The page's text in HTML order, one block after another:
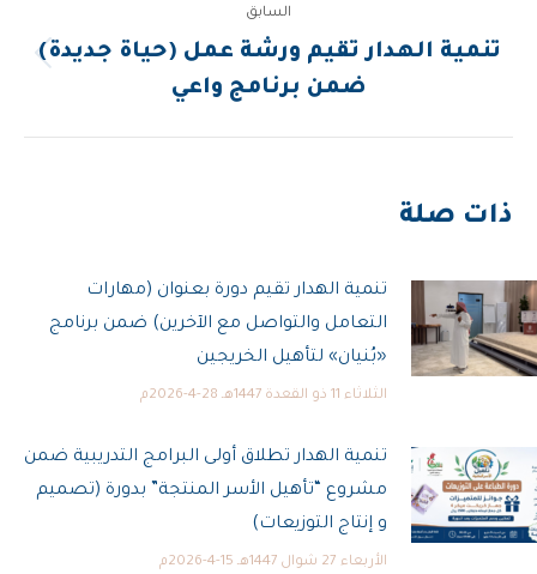
السابق
السابقة:
تنمية الهدار تقيم ورشة عمل (حياة جديدة)
ضمن برنامج واعي
ذات صلة
تنمية الهدار تقيم دورة بعنوان (مهارات
التعامل والتواصل مع الآخرين) ضمن برنامج
«بُنيان» لتأهيل الخريجين
الثلاثاء 11 ذو القعدة 1447هـ 28-4-2026م
تنمية الهدار تطلاق أولى البرامج التدريبية ضمن
مشروع “تأهيل الأسر المنتجة” بدورة (تصميم
و إنتاج التوزيعات)
الأربعاء 27 شوال 1447هـ 15-4-2026م